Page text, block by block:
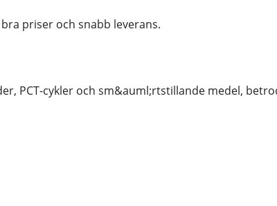
priser och snabb leverans.
PCT-cykler och sm&auml;rtstillande medel,